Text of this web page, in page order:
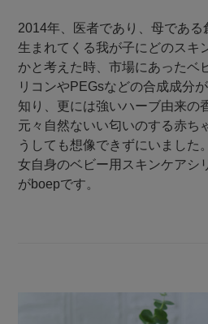
2014年、医者であり、母であ
生まれてくる我が子にどのスキ
かと考えた時、市場にあったベ
リコンやPEGsなどの合成成分
知り、更には強いハーブ由来の
元々自然ないい匂いのする赤ち
うしても想像できずにいました
女自身のベビー用スキンケアシ
がboepです。